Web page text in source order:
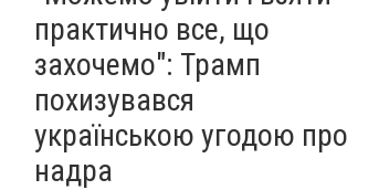
практично все, що
захочемо": Трамп
похизувався
українською угодою про
надра